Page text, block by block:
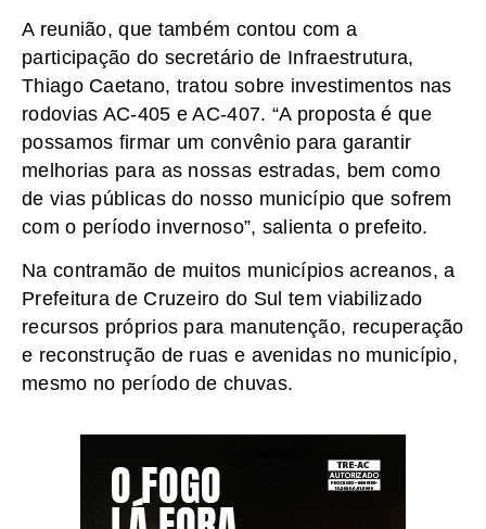
A reunião, que também contou com a
participação do secretário de Infraestrutura,
Thiago Caetano, tratou sobre investimentos nas
rodovias AC-405 e AC-407. “A proposta é que
possamos firmar um convênio para garantir
melhorias para as nossas estradas, bem como
de vias públicas do nosso município que sofrem
com o período invernoso”, salienta o prefeito.
Na contramão de muitos municípios acreanos, a
Prefeitura de Cruzeiro do Sul tem viabilizado
recursos próprios para manutenção, recuperação
e reconstrução de ruas e avenidas no município,
mesmo no período de chuvas.